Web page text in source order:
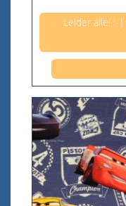
Leider alle! :-